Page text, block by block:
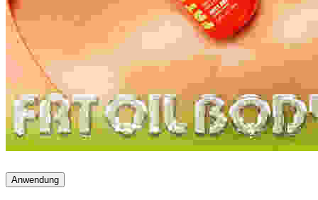
Anwendung